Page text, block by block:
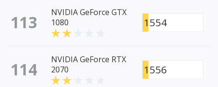
113
NVIDIA GeForce GTX
1080
1554
114
NVIDIA GeForce RTX
2070
1556